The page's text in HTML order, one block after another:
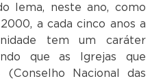
lema, neste ano, como
a cada cinco anos a
tem um caráter
que as Igrejas que
Nacional das